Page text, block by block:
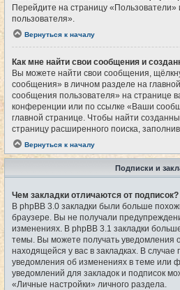
Перейдите на страницу
пользователя».
Вернуться к началу
Как мне найти свои сообщения и
Вы можете найти свои сообщения,
сообщения» в личном разделе на
сообщения пользователя» на странице
конференции или по ссылке «Ваши
главной странице. Чтобы найти
страницу расширенного поиска,
Вернуться к началу
Подписки и
Чем закладки отличаются от подписок?
В phpBB 3.0 закладки были больше
браузере. Вы не получали
изменениях. В phpBB 3.1 закладки
темы. Вы можете получать уведомления
находящейся у вас в закладках. В случае
уведомления об изменениях в теме или
уведомлений для закладок и подписок
«Личные настройки» личного раздела.